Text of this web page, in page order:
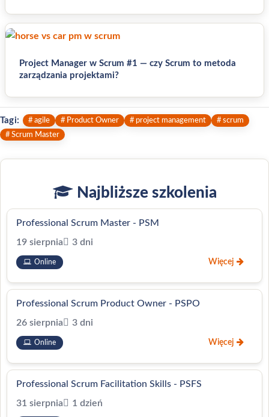
Project Manager w Scrum #1 — czy Scrum to metoda
zarządzania projektami?
Tagi: agile Product Owner project management
scrum
Scrum Master
Najbliższe szkolenia
Professional Scrum Master - PSM
19 sierpnia
3 dni
Online Więcej
Professional Scrum Product Owner - PSPO
26 sierpnia
3 dni
Online Więcej
Professional Scrum Facilitation Skills - PSFS
31 sierpnia
1 dzień